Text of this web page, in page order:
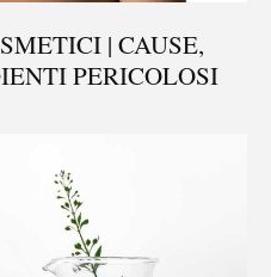
| CAUSE,
PERICOLOSI